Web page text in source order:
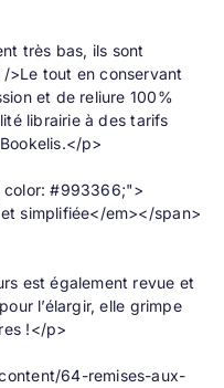
très bas, ils sont
>Le tout en conservant
et de reliure 100%
librairie à des tarifs
p>
color: #993366;">
simplifiée</em></span>
est également revue et
l’élargir, elle grimpe
!</p>
64-remises-aux-